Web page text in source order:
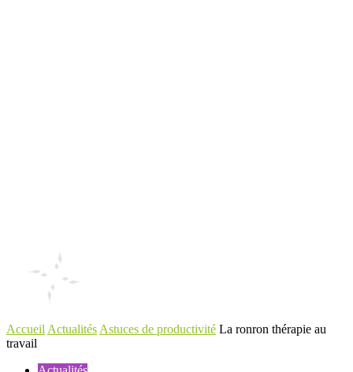
Accueil Actualités Astuces de productivité La ronron thérapie au
travail